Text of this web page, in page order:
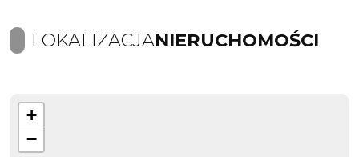
LOKALIZACJANIERUCHOMOŚCI
+
−